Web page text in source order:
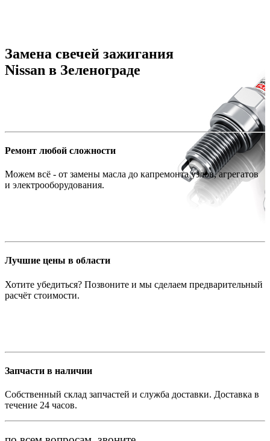
Замена свечей зажигания
Nissan в Зеленограде
Ремонт любой сложности
Можем всё - от замены масла до капремонта узлов, агрегатов
и электрооборудования.
Лучшие цены в области
Хотите убедиться? Позвоните и мы сделаем предварительный
расчёт стоимости.
Запчасти в наличии
Собственный склад запчастей и служба доставки. Доставка в
течение 24 часов.